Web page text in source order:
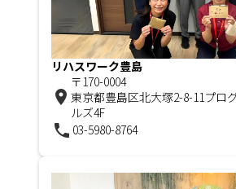
リハスワーク豊島
room
〒170-0004
東京都豊島区北大塚2-8-11プロ
ルズ4F
phone 03-5980-8764